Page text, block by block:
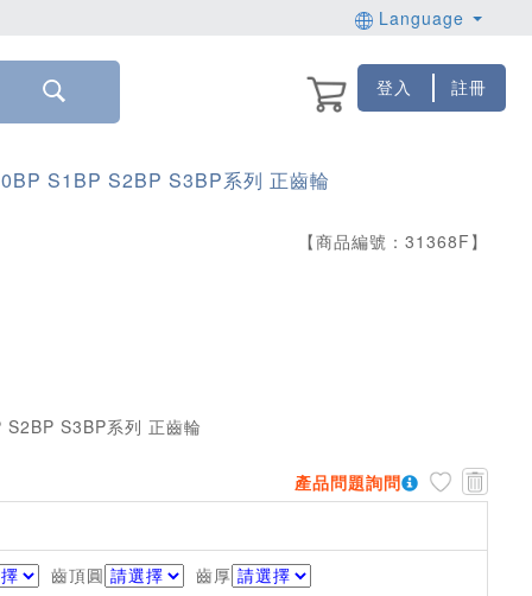
Language
登入 註冊
S1BP S2BP S3BP系列 正齒輪
【商品編號： 31368F 】
產品問題詢問
齒頂圓 齒厚